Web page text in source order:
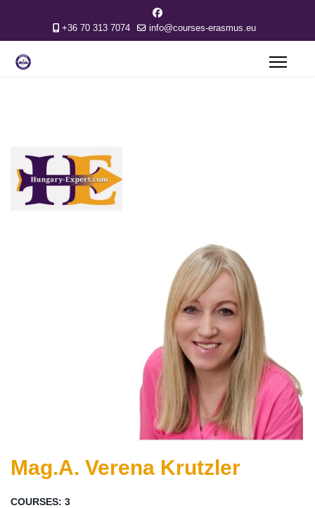
+36 70 313 7074 info@courses-erasmus.eu
Mag.A. Verena Krutzler
COURSES: 3